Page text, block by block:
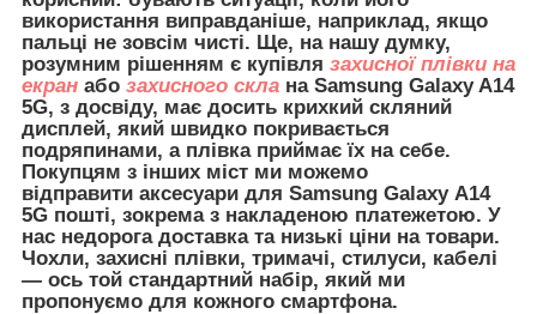
використання виправданіше, наприклад, якщо
пальці не зовсім чисті. Ще, на нашу думку,
розумним рішенням є купівля захисної плівки на
екран або захисного скла на Samsung Galaxy A14
5G, з досвіду, має досить крихкий скляний
дисплей, який швидко покривається
подряпинами, а плівка приймає їх на себе.
Покупцям з інших міст ми можемо
відправити аксесуари для Samsung Galaxy A14
5G пошті, зокрема з накладеною платежетою. У
нас недорога доставка та низькі ціни на товари.
Чохли, захисні плівки, тримачі, стилуси, кабелі
— ось той стандартний набір, який ми
пропонуємо для кожного смартфона.